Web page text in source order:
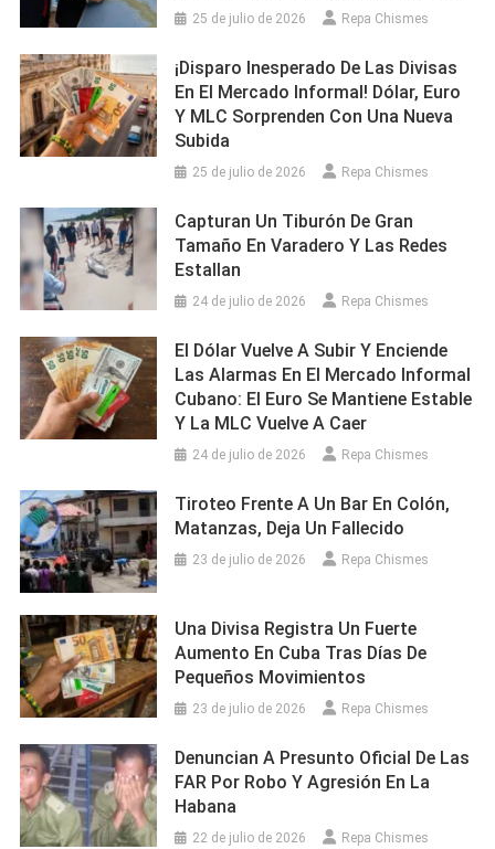
25 de julio de 2026 Repa Chismes
¡Disparo Inesperado De Las Divisas
En El Mercado Informal! Dólar, Euro
Y MLC Sorprenden Con Una Nueva
Subida
25 de julio de 2026 Repa Chismes
Capturan Un Tiburón De Gran
Tamaño En Varadero Y Las Redes
Estallan
24 de julio de 2026 Repa Chismes
El Dólar Vuelve A Subir Y Enciende
Las Alarmas En El Mercado Informal
Cubano: El Euro Se Mantiene Estable
Y La MLC Vuelve A Caer
24 de julio de 2026 Repa Chismes
Tiroteo Frente A Un Bar En Colón,
Matanzas, Deja Un Fallecido
23 de julio de 2026 Repa Chismes
Una Divisa Registra Un Fuerte
Aumento En Cuba Tras Días De
Pequeños Movimientos
23 de julio de 2026 Repa Chismes
Denuncian A Presunto Oficial De Las
FAR Por Robo Y Agresión En La
Habana
22 de julio de 2026 Repa Chismes